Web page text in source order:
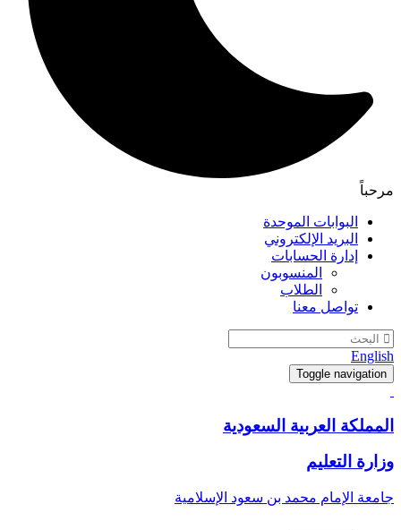
مرحباً
البوابات الموحدة
البريد الإلكتروني
إدارة الحسابات
المنسوبون
الطلاب
تواصل معنا
English
Toggle navigation
المملكة العربية السعودية
وزارة التعليم
جامعة الإمام محمد بن سعود الإسلامية